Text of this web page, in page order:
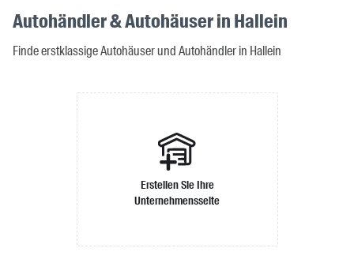
Autohändler & Autohäuser in Hallein
Finde erstklassige Autohäuser und Autohändler in Hallein
Erstellen Sie Ihre
Unternehmensseite